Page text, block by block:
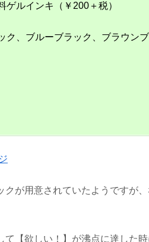
ゲルインキ（￥200＋税）
ク、ブルーブラック、ブラウン
クが用意されていたようですが
【欲しい！】が沸点に達した時